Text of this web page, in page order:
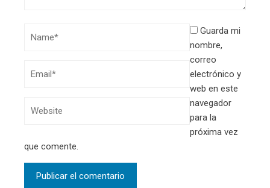
Guarda mi
nombre,
correo
electrónico y
web en este
navegador
para la
próxima vez
que comente.